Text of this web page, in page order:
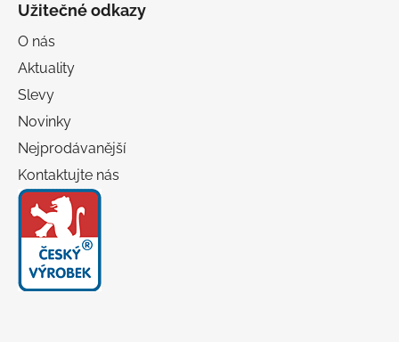
Užitečné odkazy
O nás
Aktuality
Slevy
Novinky
Nejprodávanější
Kontaktujte nás